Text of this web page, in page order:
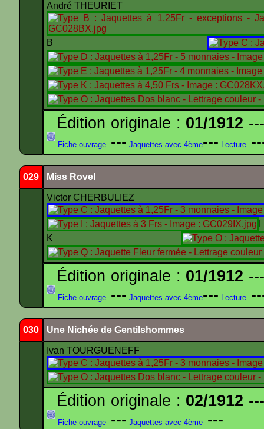
André THEURIET
B
Édition originale : 01/1912
Fiche ouvrage --- Jaquettes avec 4ème--- Lecture
029 Miss Rovel
Victor CHERBULIEZ
K
Édition originale : 01/1912
Fiche ouvrage --- Jaquettes avec 4ème--- Lecture
030 Une Nichée de Gentilshommes
Ivan TOURGUENEFF
Édition originale : 02/1912
Fiche ouvrage --- Jaquettes avec 4ème ---